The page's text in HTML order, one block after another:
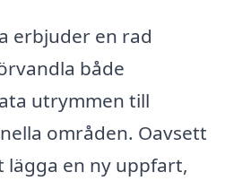
erbjuder en rad
både
utrymmen till
områden. Oavsett
en ny uppfart,